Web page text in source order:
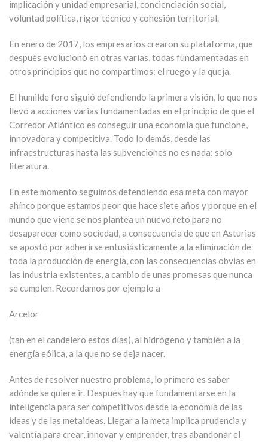
implicación y unidad empresarial, concienciación social,
voluntad política, rigor técnico y cohesión territorial.
En enero de 2017, los empresarios crearon su plataforma, que
después evolucionó en otras varias, todas fundamentadas en
otros principios que no compartimos: el ruego y la queja.
El humilde foro siguió defendiendo la primera visión, lo que nos
llevó a acciones varias fundamentadas en el principio de que el
Corredor Atlántico es conseguir una economía que funcione,
innovadora y competitiva. Todo lo demás, desde las
infraestructuras hasta las subvenciones no es nada: solo
literatura.
En este momento seguimos defendiendo esa meta con mayor
ahínco porque estamos peor que hace siete años y porque en el
mundo que viene se nos plantea un nuevo reto para no
desaparecer como sociedad, a consecuencia de que en Asturias
se apostó por adherirse entusiásticamente a la eliminación de
toda la producción de energía, con las consecuencias obvias en
las industria existentes, a cambio de unas promesas que nunca
se cumplen. Recordamos por ejemplo a
Arcelor
(tan en el candelero estos días), al hidrógeno y también a la
energía eólica, a la que no se deja nacer.
Antes de resolver nuestro problema, lo primero es saber
adónde se quiere ir. Después hay que fundamentarse en la
inteligencia para ser competitivos desde la economía de las
ideas y de las metaideas. Llegar a la meta implica prudencia y
valentía para crear, innovar y emprender, tras abandonar el